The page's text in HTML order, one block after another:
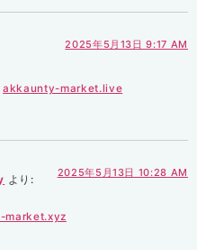
2025年5月13日 9:17 AM
akkaunty-market.live
より:
2025年5月13日 10:28 AM